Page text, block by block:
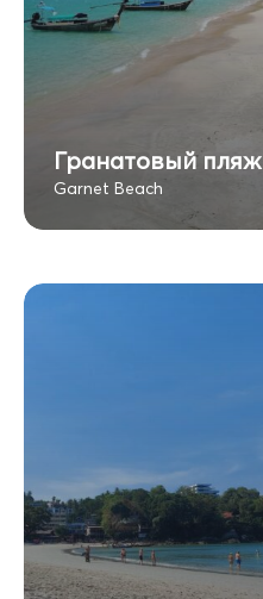
Гранатовый пляж
Garnet Beach